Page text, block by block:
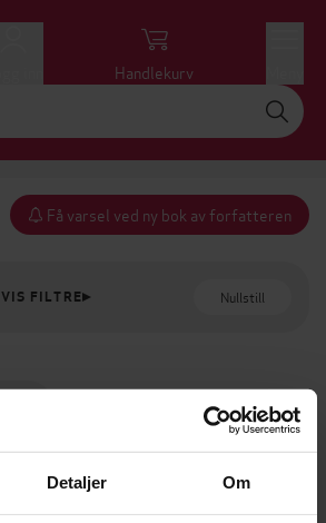
Detaljer Om
Handlekurv
Få varsel ved ny bok av forfatteren
VIS FILTRE Nullstill